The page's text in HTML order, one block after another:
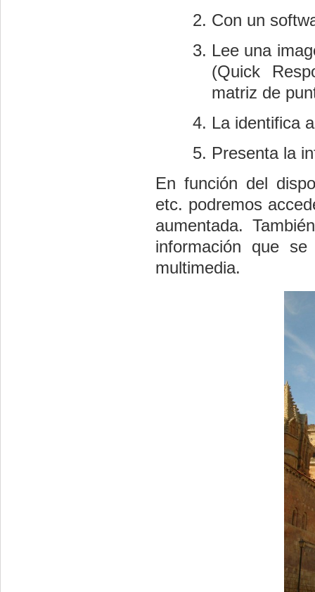
Con un
Lee una
(Quick
matriz de
La identifica
Presenta la
En función del
etc. podremos
aumentada.
información que
multimedia.